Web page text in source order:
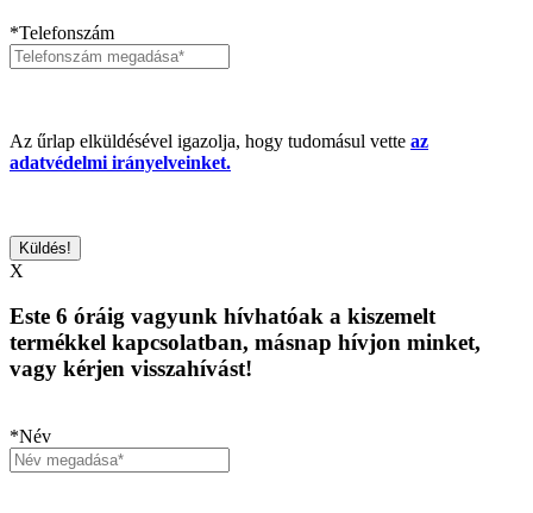
*Telefonszám
Az űrlap elküldésével igazolja, hogy tudomásul vette az
adatvédelmi irányelveinket.
X
Este 6 óráig vagyunk hívhatóak a kiszemelt
termékkel kapcsolatban, másnap hívjon minket,
vagy kérjen visszahívást!
*Név